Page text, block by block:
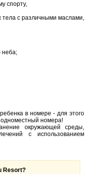
спорту,
тела с различными маслами,
неба;
в номере - для этого
номера!
окружающей среды,
с использованием
Resort?